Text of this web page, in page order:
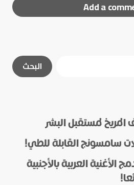
Add a
الحقول الإلزاميةالبحث
لمستقبل البشر
سامسونج القابلة للطي!
الأغنية العربية بالأجنبية